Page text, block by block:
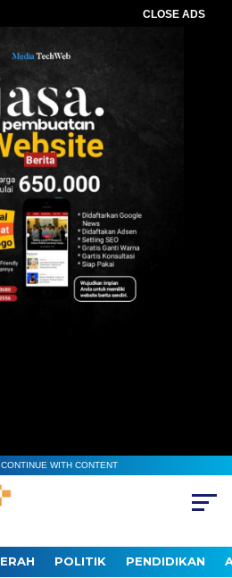
CLOSE ADS
WITH CONTENT
POLITIK PENDIDIKAN